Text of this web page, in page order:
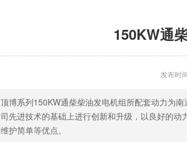
150KW通
发布时
顶博系列150KW通柴柴油发电机组所配套动力为
司先进技术的基础上进行创新和升级，以良好的动
维护简单等优点。